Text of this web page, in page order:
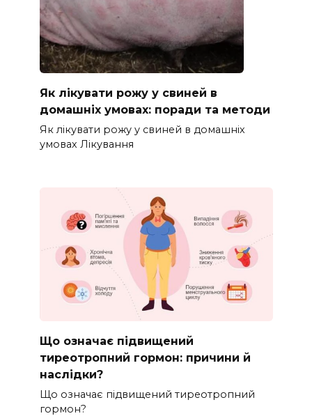
Як лікувати рожу у свиней в
домашніх умовах: поради та методи
Як лікувати рожу у свиней в домашніх
умовах Лікування
Що означає підвищений
тиреотропний гормон: причини й
наслідки?
Що означає підвищений тиреотропний
гормон?